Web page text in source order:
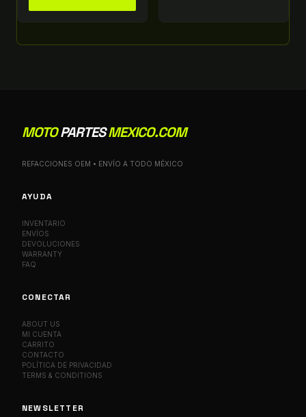
MOTOPARTESMEXICO.COM
REFACCIONES OEM • ENVÍO A TODO MÉXICO
AYUDA
INVENTARIO
ENVÍOS
DEVOLUCIONES
WARRANTY
FAQ
CONECTAR
ABOUT US
MI CUENTA
CARRITO
CONTACTO
POLÍTICA DE PRIVACIDAD
TERMS & CONDITIONS
NEWSLETTER